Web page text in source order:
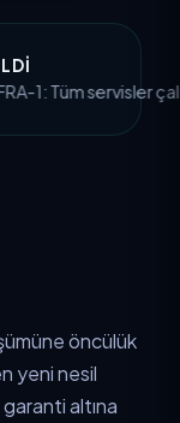
çalışıyor
öncülük
yeni nesil
altına